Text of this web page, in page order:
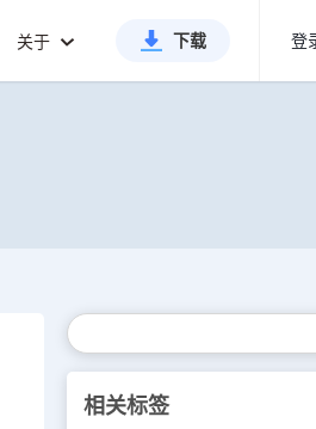
关于 下载 登
相关标签